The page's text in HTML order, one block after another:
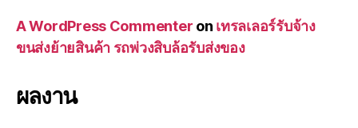
A WordPress Commenter on เทรลเลอร์รับจ้าง
ขนส่งย้ายสินค้า รถพ่วงสิบล้อรับส่งของ
ผลงาน